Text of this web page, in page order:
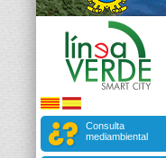
Consulta
mediambiental